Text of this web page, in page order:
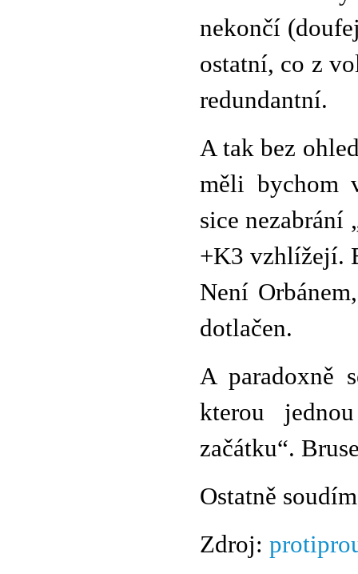
nekončí
ostatní, co z
redundantní.
A tak bez
měli bychom
sice nezabrání
+K3 vzhlížejí.
Není
dotlačen.
A paradoxně
kterou
začátku“.
Ostatně
Zdroj: